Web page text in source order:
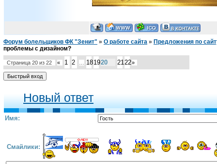
Форум болельщиков ФК "Зенит" » О работе сайта » Предложения по
проблемы с дизайном?
Страница 20 из 22 « 1 2 181920 2122»
Новый ответ
Имя:
Смайлики: